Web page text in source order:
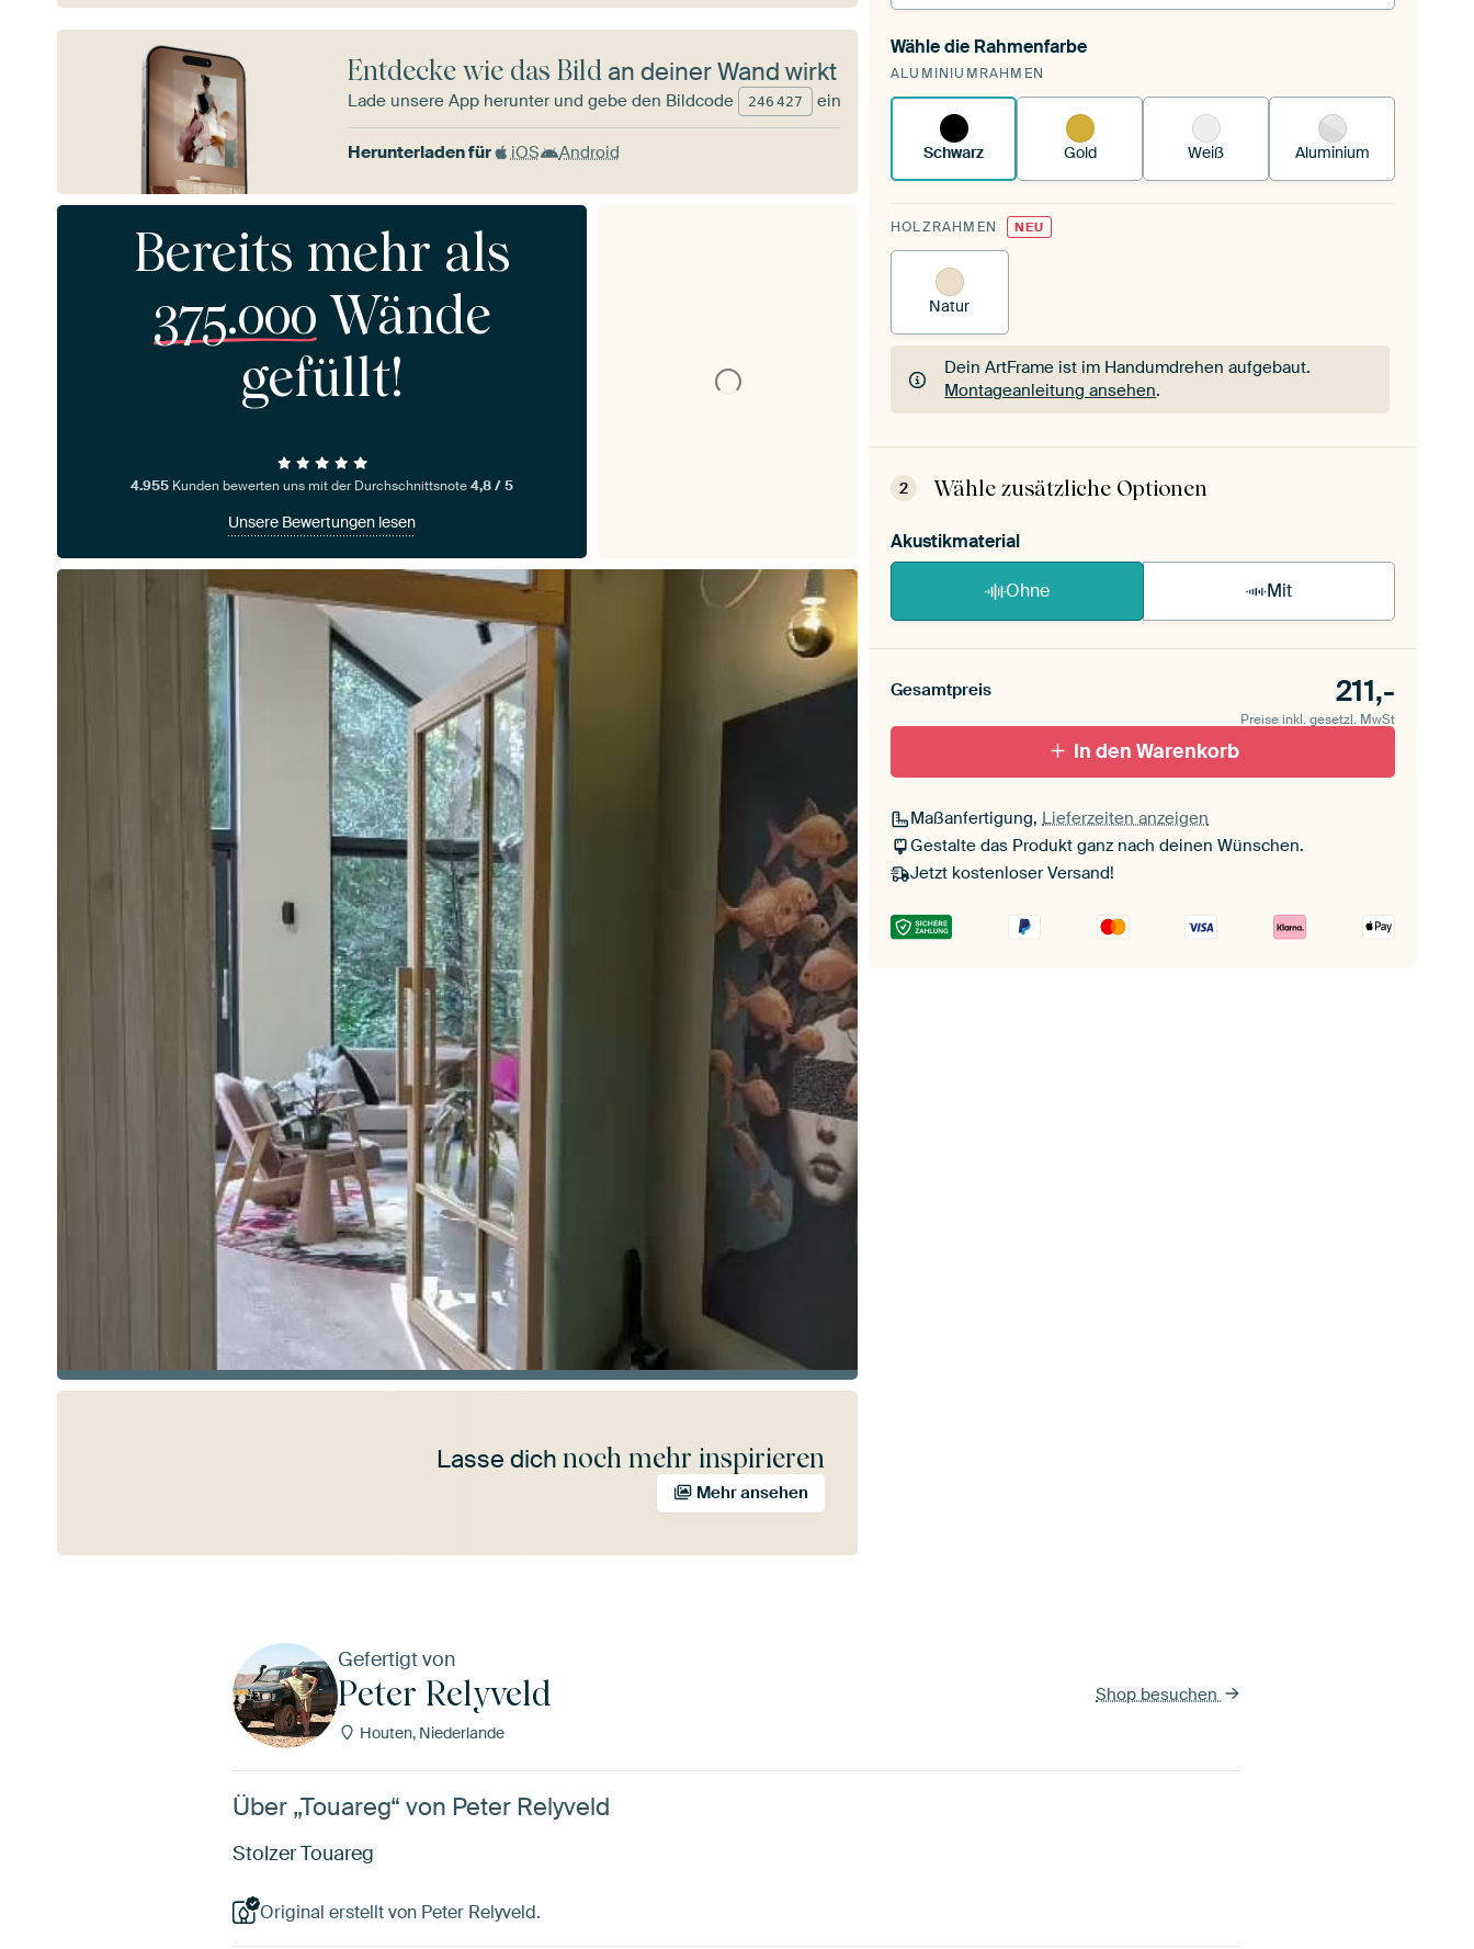
Du spannst einen wechselbaren Textiltuch in deinen
vorhandenen ArtFrame™.
Wähle die Rahmenfarbe
ALUMINIUMRAHMEN
Schwarz Gold Weiß Aluminium
HOLZRAHMEN NEU
Natur
Dein ArtFrame ist im Handumdrehen aufgebaut.
Montageanleitung ansehen.
Dein ArtFrame ist im Handumdrehen aufgebaut.
2 Wähle zusätzliche Optionen
Akustikmaterial
Ohne Mit
Gesamtpreis 211,-
Preise inkl. gesetzl. MwSt
In den Warenkorb
Maßanfertigung, Lieferzeiten anzeigen
Gestalte das Produkt ganz nach deinen Wünschen.
Jetzt kostenloser Versand!
Entdecke wie das Bildan deiner Wand wirkt
Lade unsere App herunter und gebe den Bildcode 246 427 ein
Herunterladen für iOS Android
Bereits mehr als
375.000 Wände
gefüllt!
4.955 Kunden bewerten uns mit der Durchschnittsnote4,8 / 5
Unsere Bewertungen lesen
Lasse dich noch mehr inspirieren
Mehr ansehen
Gefertigt von
Peter Relyveld
Houten, Niederlande
Shop besuchen
Über „Touareg“ von Peter Relyveld
Stolzer Touareg
Original erstellt von Peter Relyveld.